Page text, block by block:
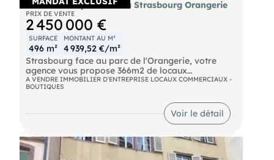
Cède locaux pro 366m² à Strasbourg Orangerie
PRIX DE VENTE
2 450 000 €
SURFACE
496 m²
MONTANT AU M²
4 939,52 €/m²
Strasbourg face au parc de l'Orangerie, votre
agence vous propose 366m2 de locaux
professionnels à rénover. Un permis de construire
purgé permet d'atteindre 580m2 après travaux.
A VENDRE IMMOBILIER D'ENTREPRISE LOCAUX COMMERCIAUX -
BOUTIQUES
Voir le détail